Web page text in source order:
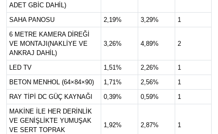
ADET GBİC DAHİL)
SAHA PANOSU 2,19% 3,29%
1
6 METRE KAMERA DİREĞİ
VE MONTAJI(NAKLİYE VE
ANKRAJ DAHİL)
3,26% 4,89% 2
LED TV 1,51% 2,26%
1
BETON MENHOL (64×84×90)
1,71% 2,56%
1
RAY TİPİ DC GÜÇ KAYNAĞI
0,39% 0,59%
1
MAKİNE İLE HER DERİNLİK
VE GENİŞLİKTE YUMUŞAK
VE SERT TOPRAK
1,92% 2,87% 1